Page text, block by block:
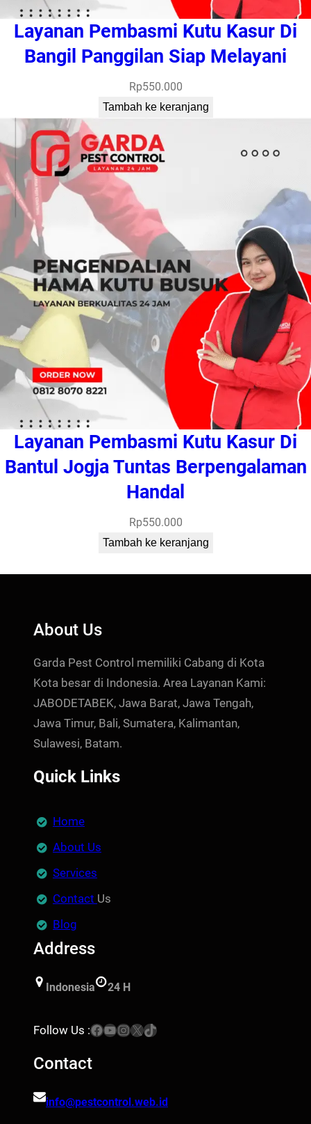
Layanan Pembasmi Kutu Kasur Di
Bangil Panggilan Siap Melayani
Rp550.000
Tambah ke keranjang
Layanan Pembasmi Kutu Kasur Di
Bantul Jogja Tuntas Berpengalaman
Handal
Rp550.000
Tambah ke keranjang
About Us
Garda Pest Control memiliki Cabang di Kota
Kota besar di Indonesia. Area Layanan Kami:
JABODETABEK, Jawa Barat, Jawa Tengah,
Jawa Timur, Bali, Sumatera, Kalimantan,
Sulawesi, Batam.
Quick Links
Home
About Us
Services
Contact Us
Blog
Address
Indonesia 24 H
Follow Us :Facebook YouTube Instagram X TikTok
Contact
info@pestcontrol.web.id